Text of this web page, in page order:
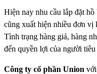
Hiện nay nhu cầu lắp đặt
cũng xuất hiện nhiều đơn vị
Tình trạng hàng giả, hàng
đến quyền lợi của người tiêu
Công ty cổ phần Union